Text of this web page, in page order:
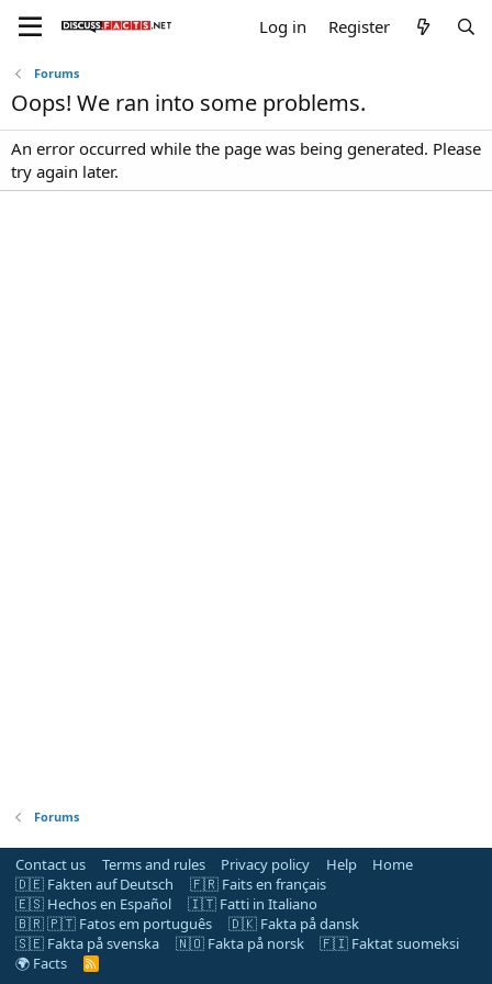
Log in Register
Forums
Oops! We ran into some problems.
An error occurred while the page was being generated. Please
try again later.
Forums
Contact us Terms and rules Privacy policy Help
Home
🇩🇪 Fakten auf Deutsch
🇫🇷 Faits en français
🇪🇸 Hechos en Español
🇮🇹 Fatti in Italiano
🇧🇷 🇵🇹 Fatos em português
🇩🇰 Fakta på dansk
🇸🇪 Fakta på svenska
🇳🇴 Fakta på norsk
🇫🇮 Faktat suomeksi
🌍 Facts
R